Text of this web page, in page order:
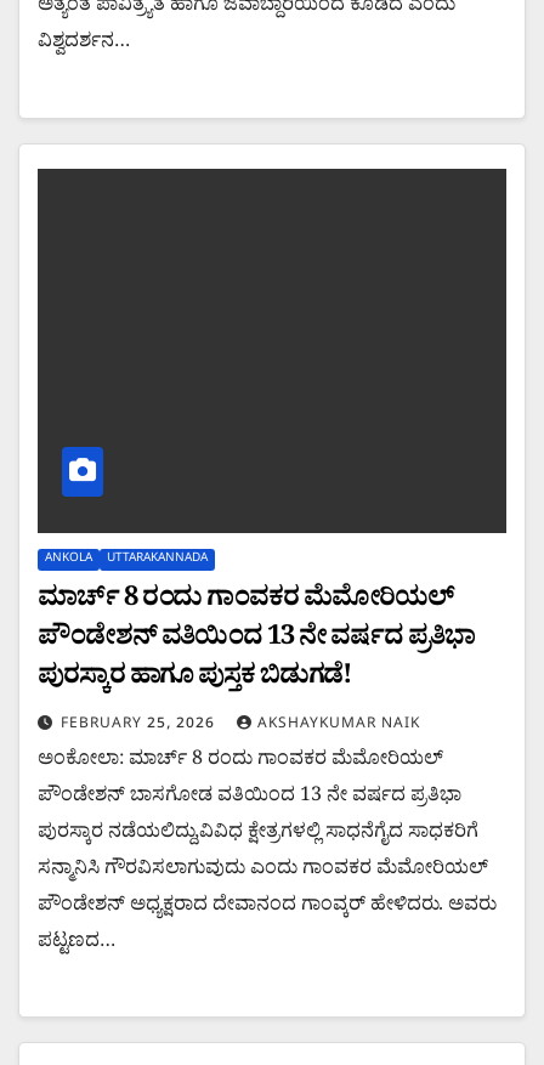
ಅತ್ಯಂತ ಪಾವಿತ್ರ್ಯತೆ ಹಾಗೂ ಜವಾಬ್ದಾರಿಯಿಂದ ಕೂಡಿದೆ ಎಂದು
ವಿಶ್ವದರ್ಶನ…
ANKOLA UTTARAKANNADA
ಮಾರ್ಚ್ 8 ರಂದು ಗಾಂವಕರ ಮೆಮೋರಿಯಲ್
ಪೌಂಡೇಶನ್ ವತಿಯಿಂದ 13 ನೇ ವರ್ಷದ ಪ್ರತಿಭಾ
ಪುರಸ್ಕಾರ ಹಾಗೂ ಪುಸ್ತಕ ಬಿಡುಗಡೆ!
FEBRUARY 25, 2026 AKSHAYKUMAR NAIK
ಅಂಕೋಲಾ: ಮಾರ್ಚ್ 8 ರಂದು ಗಾಂವಕರ ಮೆಮೋರಿಯಲ್
ಪೌಂಡೇಶನ್ ಬಾಸಗೋಡ ವತಿಯಿಂದ 13 ನೇ ವರ್ಷದ ಪ್ರತಿಭಾ
ಪುರಸ್ಕಾರ ನಡೆಯಲಿದ್ದು,ವಿವಿಧ ಕ್ಷೇತ್ರಗಳಲ್ಲಿ ಸಾಧನೆಗೈದ ಸಾಧಕರಿಗೆ
ಸನ್ಮಾನಿಸಿ ಗೌರವಿಸಲಾಗುವುದು ಎಂದು ಗಾಂವಕರ ಮೆಮೋರಿಯಲ್
ಪೌಂಡೇಶನ್ ಅಧ್ಯಕ್ಷರಾದ ದೇವಾನಂದ ಗಾಂವ್ಕರ್ ಹೇಳಿದರು. ಅವರು
ಪಟ್ಟಣದ…